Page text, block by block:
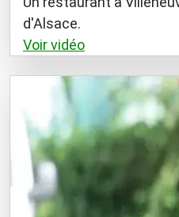
d'Alsace.
Voir vidéo